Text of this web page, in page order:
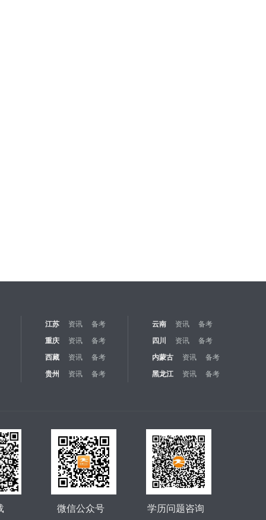
江苏 资讯 备考 云南 资讯
备考
重庆
资讯 备考 四川 资讯
备考
西藏
资讯 备考 内蒙古 资讯
备考
贵州
资讯 备考 黑龙江 资讯 备考
学历问题咨询
微信公众号